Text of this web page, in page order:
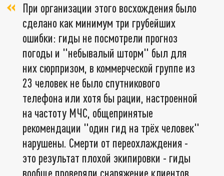
При организации этого восхождения было
сделано как минимум три грубейших
ошибки: гиды не посмотрели прогноз
погоды и "небывалый шторм" был для
них сюрпризом, в коммерческой группе из
23 человек не было спутникового
телефона или хотя бы рации, настроенной
на частоту МЧС, общепринятые
рекомендации "один гид на трёх человек"
нарушены. Смерти от переохлаждения -
это результат плохой экипировки - гиды
вообще проверяли снаряжение клиентов